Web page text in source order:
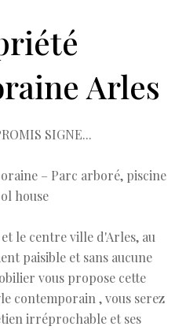
Arles
SIGNE...
– Parc arboré, piscine
house
le centre ville d'Arles, au
paisible et sans aucune
vous propose cette
contemporain , vous serez
irréprochable et ses